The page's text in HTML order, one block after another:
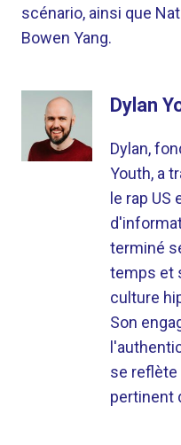
scénario, ainsi que
Bowen Yang.
Dylan
Dylan,
Youth, a
le rap
terminé
temps et
culture
Son
se reflète
pertinent